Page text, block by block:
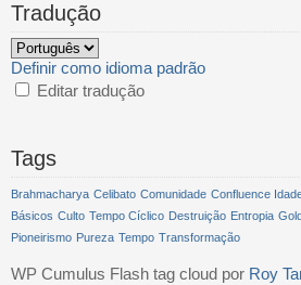
Tradução
Definir como idioma padrão
Editar tradução
Tags
Brahmacharya Celibato Comunidade Confluence
Básicos Culto Tempo Cíclico Destruição Entropia
Pioneirismo Pureza Tempo Transformação
WP Cumulus Flash tag cloud por Roy